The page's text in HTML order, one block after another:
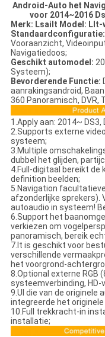
Android-Auto het
voor 2014~2016
Merk: Lsailt Model: Llt-
Standaardconfiguratie:
Vooraanzicht,
Navigatiedoos;
Geschikt automodel:
Systeem);
Bevorderende Functie:
aanrakingsandroid,
360 Panoramisch, DVR,
1.Apply aan: 2014~
2.Supports externe
systeem;
3.Multiple
dubbel het glijden,
4.Full-digitaal bereikt de
definition beelden;
5.Navigation
afzonderlijke sprekers).
autoaudio in systeem!
6.Support het
verkiezen om
panoramisch, bereik
7.It is geschikt voor
verschillende
het voorgrond-
8.Optional externe RGB
systeemverbinding, HD-
9.UI die van de originele
integreerde het
10.Full trekkracht-in
installatie;